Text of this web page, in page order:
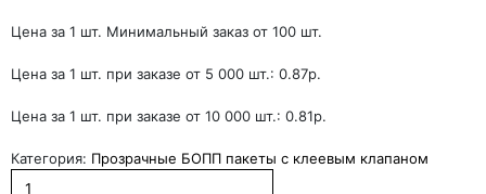
Цена за 1 шт. Минимальный заказ от 100 шт.
Цена за 1 шт. при заказе от 5 000 шт.: 0.87р.
Цена за 1 шт. при заказе от 10 000 шт.: 0.81р.
Категория: Прозрачные БОПП пакеты с клеевым клапаном